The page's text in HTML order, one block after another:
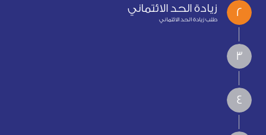
2
3
4
زيادة الحد الائتماني
طلب زيادة الحد الائتماني